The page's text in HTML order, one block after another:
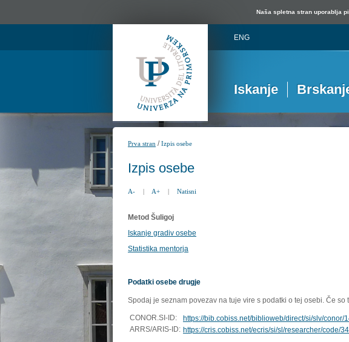
Naša spletna stran uporablja
ENG
Iskanje
Prva stran /Izpis osebe
Izpis osebe
A- | A+ | Natisni
Metod Šuligoj
Iskanje gradiv osebe
Statistika mentorja
Podatki osebe drugje
Spodaj je seznam povezav na tuje vire s podatki o tej osebi. Če so
CONOR.SI-ID:
https://bib.cobiss.net/biblioweb/direct/si/slv/conor/
ARRS/ARIS-ID: https://cris.cobiss.net/ecris/si/sl/researcher/code/